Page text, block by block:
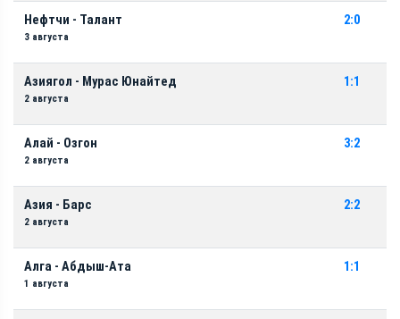
Нефтчи - Талант
3 августа
2:0
Азиягол - Мурас Юнайтед
2 августа
1:1
Алай - Озгон
2 августа
3:2
Азия - Барс
2 августа
2:2
Алга - Абдыш-Ата
1 августа
1:1